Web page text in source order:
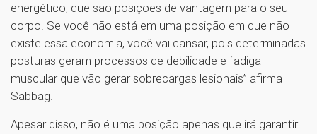
energético, que são posições de vantagem para o seu
corpo. Se você não está em uma posição em que não
existe essa economia, você vai cansar, pois determinadas
posturas geram processos de debilidade e fadiga
muscular que vão gerar sobrecargas lesionais” afirma
Sabbag.
Apesar disso, não é uma posição apenas que irá garantir